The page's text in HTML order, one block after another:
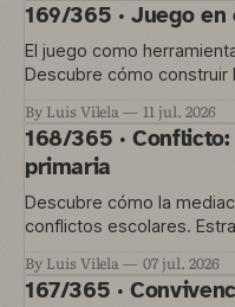
169/365 · Juego en
El juego como
Descubre cómo
By Luis Vilela 11 jul. 2026
168/365 ·
primaria
Descubre cómo la
conflictos escolares.
By Luis Vilela 07 jul. 2026
167/365 ·